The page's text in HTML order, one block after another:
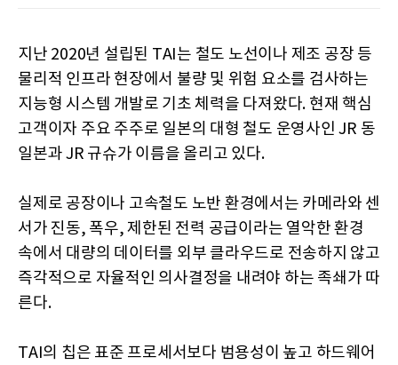
지난 2020년 설립된 TAI는 철도 노선이나 제조 공장 등
물리적 인프라 현장에서 불량 및 위험 요소를 검사하는
지능형 시스템 개발로 기초 체력을 다져왔다. 현재 핵심
고객이자 주요 주주로 일본의 대형 철도 운영사인 JR 동
일본과 JR 규슈가 이름을 올리고 있다.
실제로 공장이나 고속철도 노반 환경에서는 카메라와 센
서가 진동, 폭우, 제한된 전력 공급이라는 열악한 환경
속에서 대량의 데이터를 외부 클라우드로 전송하지 않고
즉각적으로 자율적인 의사결정을 내려야 하는 족쇄가 따
른다.
TAI의 칩은 표준 프로세서보다 범용성이 높고 하드웨어